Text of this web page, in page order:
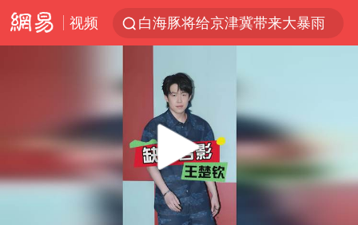
视频
白海豚将给京津冀带来大暴雨
王艺迪无缘横滨赛决赛
2025年小学教师减少13.19万